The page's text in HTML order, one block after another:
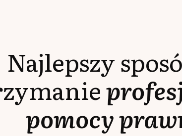
Najlepszy
pomocy